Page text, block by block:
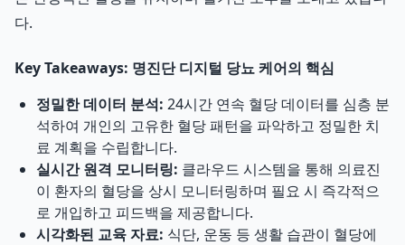
다.
Key Takeaways: 명진단 디지털 당뇨 케어의 핵심
정밀한 데이터 분석: 24시간 연속 혈당 데이터를 심층 분
석하여 개인의 고유한 혈당 패턴을 파악하고 정밀한 치
료 계획을 수립합니다.
실시간 원격 모니터링: 클라우드 시스템을 통해 의료진
이 환자의 혈당을 상시 모니터링하며 필요 시 즉각적으
로 개입하고 피드백을 제공합니다.
시각화된 교육 자료: 식단, 운동 등 생활 습관이 혈당에